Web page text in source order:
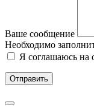
Ваше сообщение
Необходимо
Я соглашаюсь на
Отправить